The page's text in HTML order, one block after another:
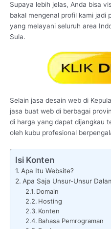
Supaya lebih jelas, Anda bisa
bakal mengenal profil kami jadi
yang melayani seluruh area
Sula.
Selain jasa desain web di
jasa buat web di berbagai
di harga yang dapat dijangkau
oleh kubu profesional
Isi Konten
Apa Itu Website?
Apa Saja Unsur-Unsur
Domain
Hosting
Konten
Bahasa Pemrograman